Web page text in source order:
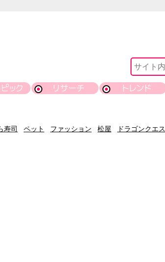
ック リサーチ トレンド
寿司 ペット ファッション 松屋 ドラゴンクエ